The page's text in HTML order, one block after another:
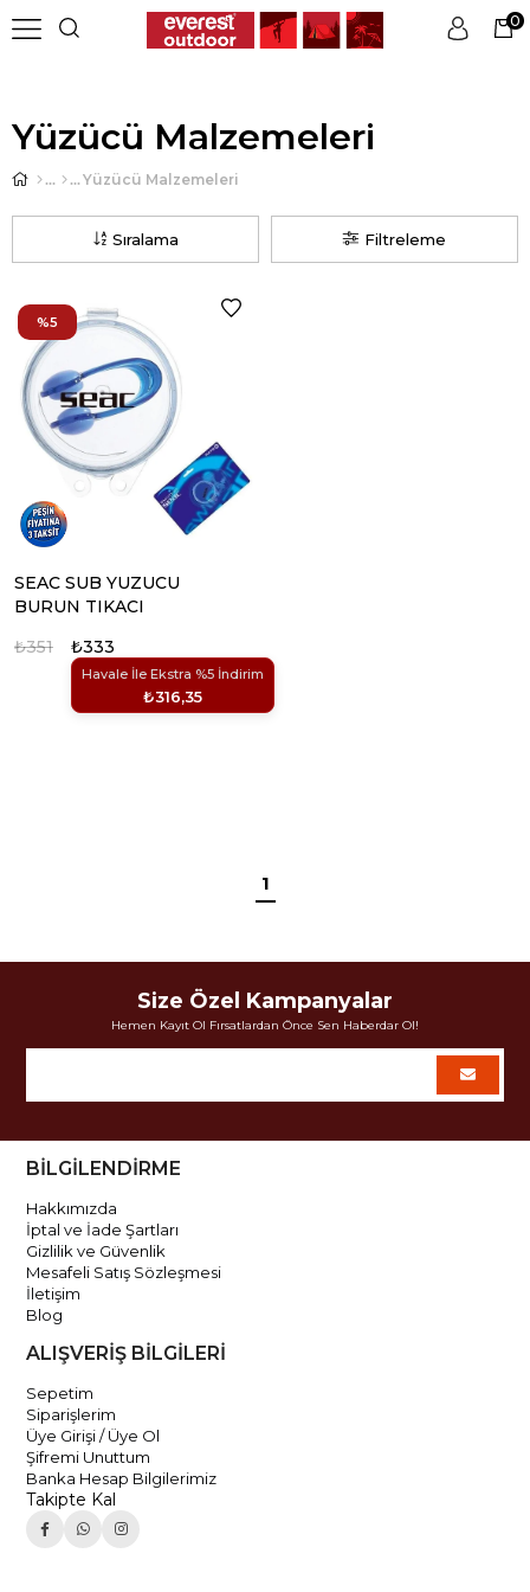
0
Yüzücü Malzemeleri
Yüzücü Malzemeleri
Filtreleme
Sıralama
SEAC SUB YUZUCU
BURUN TIKACI
₺333
Havale İle Ekstra %5 İndirim
₺316,35
₺351
%5
1
Size Özel Kampanyalar
Hemen Kayıt Ol Fırsatlardan Önce Sen Haberdar Ol!
BİLGİLENDİRME
Hakkımızda
İptal ve İade Şartları
Gizlilik ve Güvenlik
Mesafeli Satış Sözleşmesi
İletişim
Blog
ALIŞVERİŞ BİLGİLERİ
Sepetim
Siparişlerim
Üye Girişi / Üye Ol
Şifremi Unuttum
Banka Hesap Bilgilerimiz
Takipte Kal